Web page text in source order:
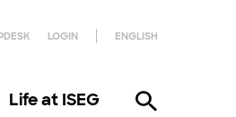
LOGIN ENGLISH
Life at ISEG